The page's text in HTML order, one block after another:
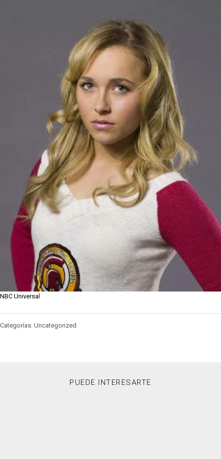
NBC Universal
Categorías: Uncategorized
PUEDE INTERESARTE